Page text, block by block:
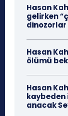
Hasan
gelirken
Hasan
ölümü
Hasan
kaybeden
anacak